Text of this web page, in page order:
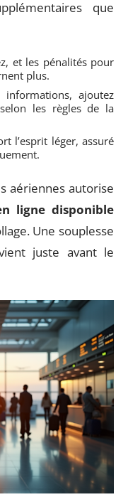
que
et les pénalités pour
plus.
informations, ajoutez
les règles de la
l’esprit léger, assuré
aériennes autorise
ligne disponible
Une souplesse
juste avant le